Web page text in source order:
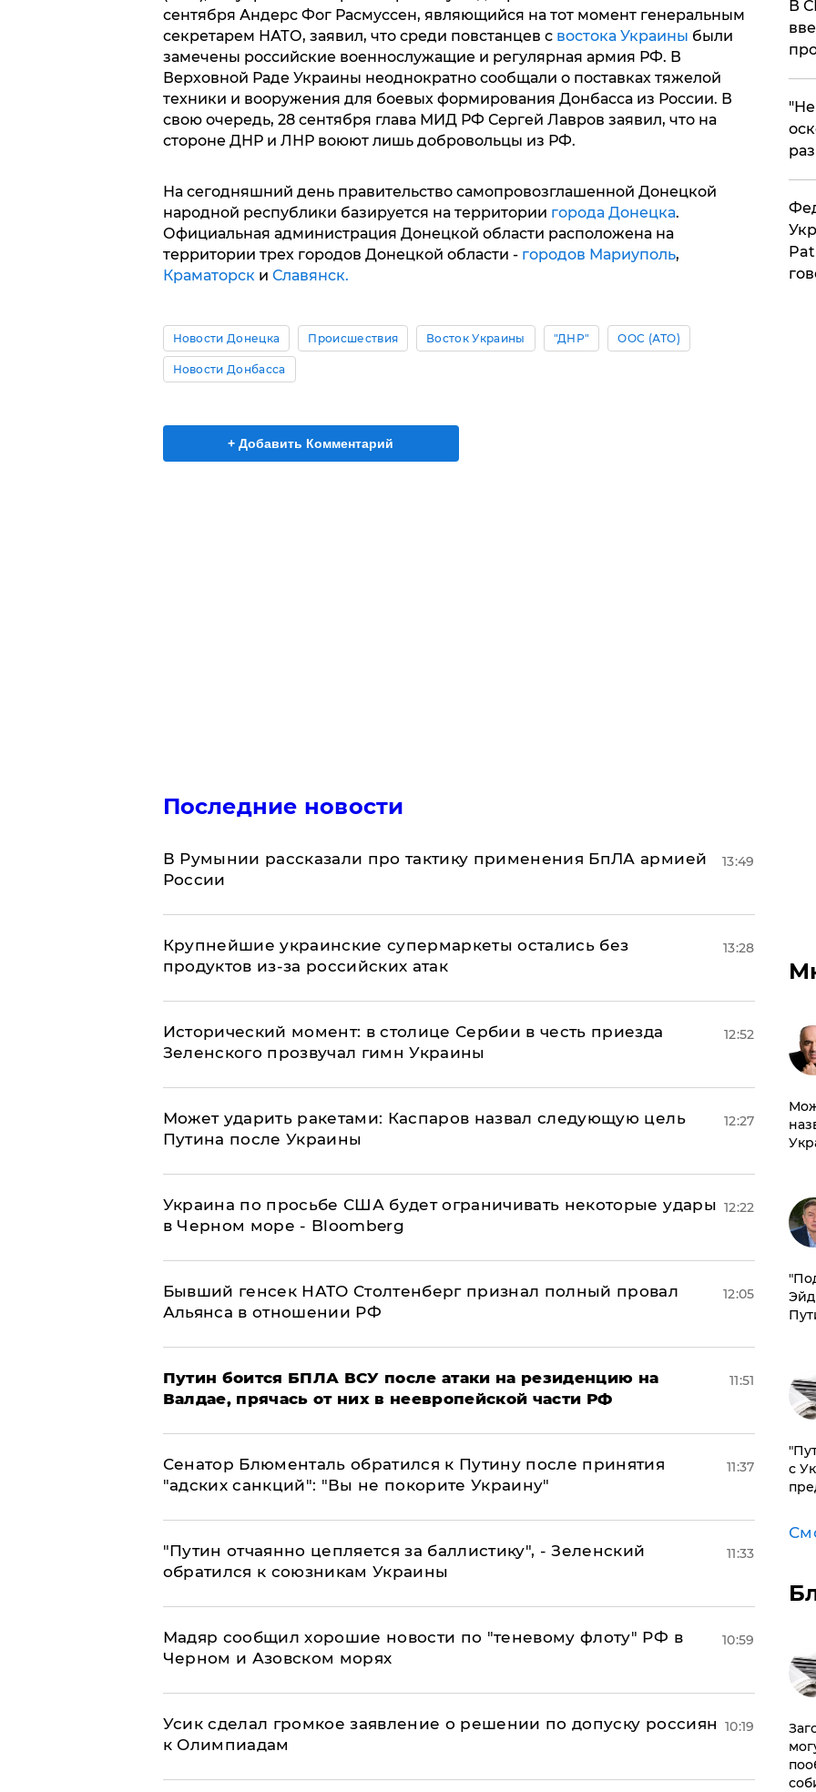
сентября Андерс Фог Расмуссен, являющийся на тот момент генеральным
секретарем НАТО, заявил, что среди повстанцев с востока Украины были
замечены российские военнослужащие и регулярная армия РФ. В
Верховной Раде Украины неоднократно сообщали о поставках тяжелой
техники и вооружения для боевых формирования Донбасса из России. В
свою очередь, 28 сентября глава МИД РФ Сергей Лавров заявил, что на
стороне ДНР и ЛНР воюют лишь добровольцы из РФ.
На сегодняшний день правительство самопровозглашенной Донецкой
народной республики базируется на территории города Донецка.
Официальная администрация Донецкой области расположена на
территории трех городов Донецкой области - городов Мариуполь,
Краматорски Славянск.
Новости Донецка Происшествия Восток Украины "ДНР" ООС (АТО)
Новости Донбасса
+ Добавить Комментарий
Последние новости
В Румынии рассказали про тактику применения БпЛА армией
России
13:49
Крупнейшие украинские супермаркеты остались без
продуктов из-за российских атак
13:28
Исторический момент: в столице Сербии в честь приезда
Зеленского прозвучал гимн Украины
12:52
Может ударить ракетами: Каспаров назвал следующую цель
Путина после Украины
12:27
Украина по просьбе США будет ограничивать некоторые удары
в Черном море - Bloomberg
12:22
Бывший генсек НАТО Столтенберг признал полный провал
Альянса в отношении РФ
12:05
Путин боится БПЛА ВСУ после атаки на резиденцию на
Валдае, прячась от них в неевропейской части РФ
11:51
Сенатор Блюменталь обратился к Путину после принятия
"адских санкций": "Вы не покорите Украину"
11:37
"Путин отчаянно цепляется за баллистику", - Зеленский
обратился к союзникам Украины
11:33
Мадяр сообщил хорошие новости по "теневому флоту" РФ в
Черном и Азовском морях
10:59
Усик сделал громкое заявление о решении по допуску россиян
к Олимпиадам
10:19
В
с